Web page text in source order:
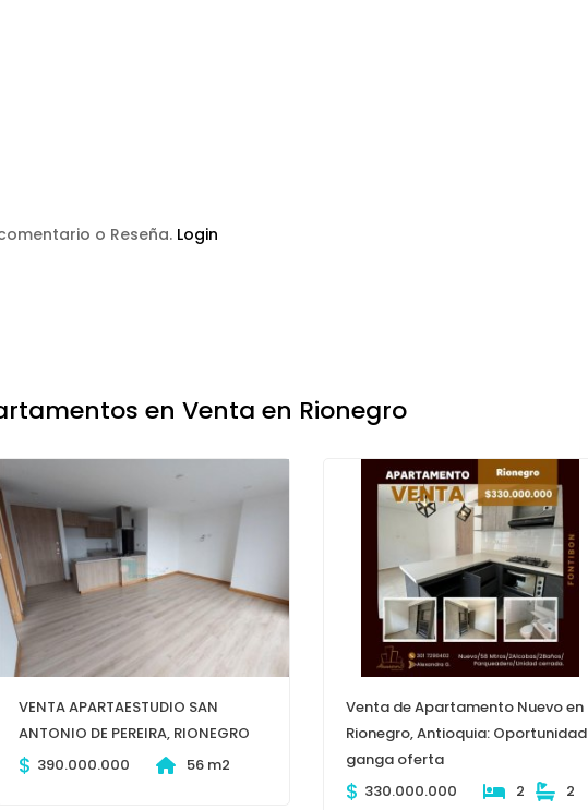
o Reseña. Login
en Venta en Rionegro
VENTA APARTAESTUDIO SAN
ANTONIO DE PEREIRA, RIONEGRO
$ 390.000.000 56 m2
Venta de Apartamento Nuevo en
Rionegro, Antioquia: Oportunidad
ganga oferta
$ 330.000.000 2
2